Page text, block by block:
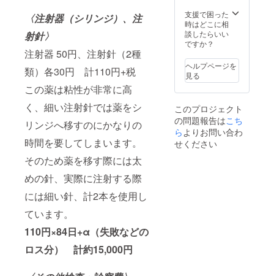
〈注射器（シリンジ）、注
射針〉
注射器 50円、注射針（2種
類）各30円 計110円+税
この薬は粘性が非常に高
く、細い注射針では薬をシ
リンジへ移すのにかなりの
時間を要してしまいます。
そのため薬を移す際には太
めの針、実際に注射する際
には細い針、計2本を使用し
ています。
110円×84日+α（失敗などの
ロス分） 計約15,000円
支援で困った
時はどこに相
談したらいい
ですか？
ヘルプページを
見る
このプロジェクト
の問題報告はこち
ら よりお問い合わ
せください